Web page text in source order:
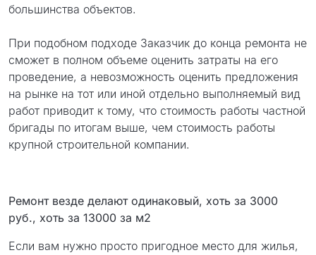
большинства объектов.
При подобном подходе Заказчик до конца ремонта не
сможет в полном объеме оценить затраты на его
проведение, а невозможность оценить предложения
на рынке на тот или иной отдельно выполняемый вид
работ приводит к тому, что стоимость работы частной
бригады по итогам выше, чем стоимость работы
крупной строительной компании.
Ремонт везде делают одинаковый, хоть за 3000
руб., хоть за 13000 за м2
Если вам нужно просто пригодное место для жилья,